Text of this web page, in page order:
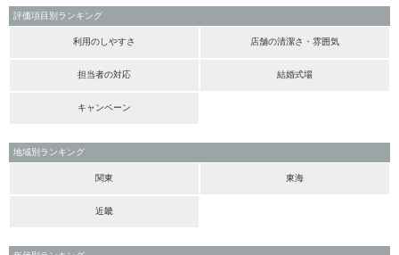
評価項目別ランキング
利用のしやすさ 店舗の清潔さ・雰囲気
担当者の対応 結婚式場
キャンペーン
地域別ランキング
関東 東海
近畿